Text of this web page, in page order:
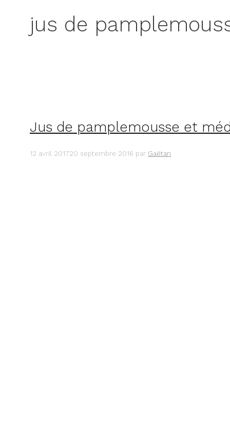
jus de
Jus de pamplemousse et
12 avril 201720 septembre 2016 par Gaëtan